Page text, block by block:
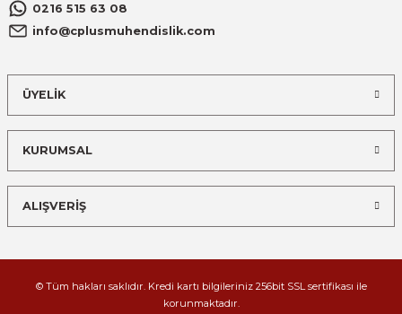
0216 515 63 08
info@cplusmuhendislik.com
ÜYELİK
KURUMSAL
ALIŞVERİŞ
© Tüm hakları saklıdır. Kredi kartı bilgileriniz 256bit SSL sertifikası ile
korunmaktadır.